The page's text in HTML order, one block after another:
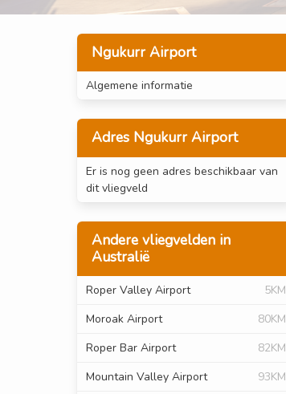
Ngukurr Airport
Algemene informatie
Adres Ngukurr Airport
Er is nog geen adres beschikbaar van
dit vliegveld
Andere vliegvelden in
Australië
Roper Valley Airport
5KM
Moroak Airport
80KM
Roper Bar Airport
82KM
Mountain Valley Airport
93KM